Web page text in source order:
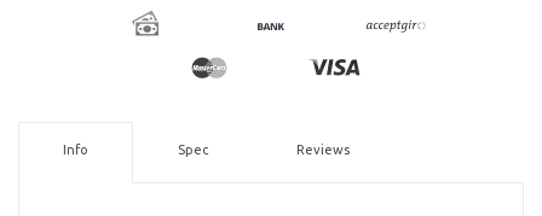
Info Spec Reviews